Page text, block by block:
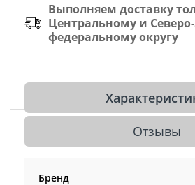
Выполняем доставку
Центральному и
федеральному округу
Отзывы
Бренд